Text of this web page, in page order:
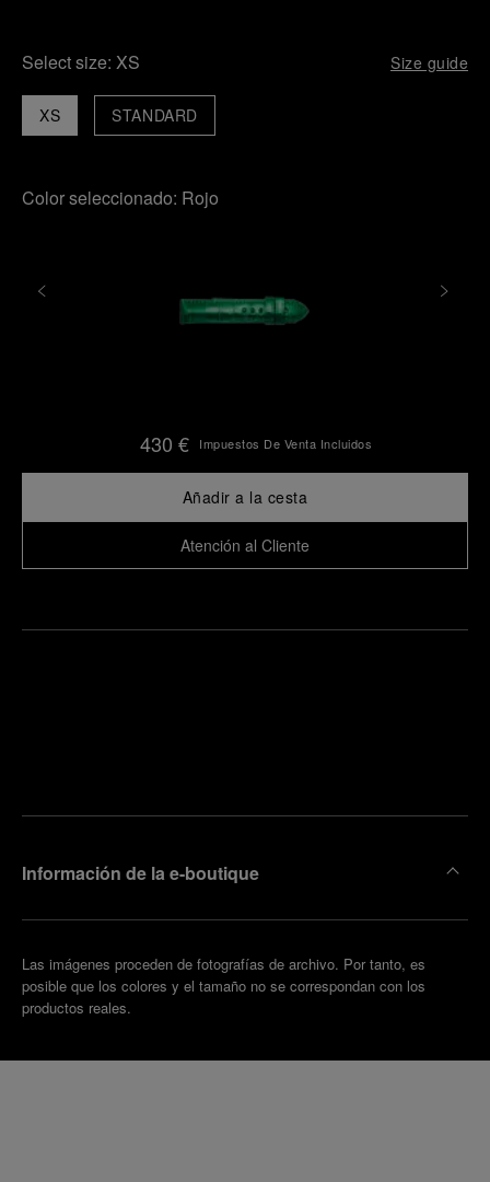
Select size: XS Size guide
XS STANDARD
Color seleccionado: Rojo
430 € Impuestos De Venta Incluidos
Añadir a la cesta
Atención al Cliente
Información de la e-boutique
Las imágenes proceden de fotografías de archivo. Por tanto, es
posible que los colores y el tamaño no se correspondan con los
productos reales.